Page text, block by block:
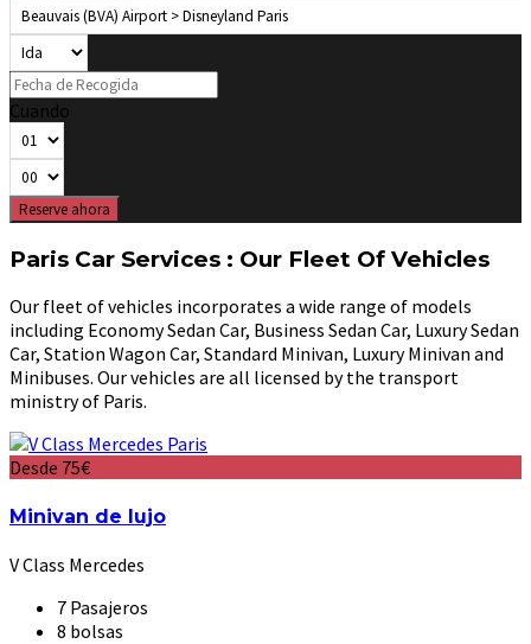
Cuando
Reserve ahora
Paris Car Services : Our Fleet Of Vehicles
Our fleet of vehicles incorporates a wide range of models
including Economy Sedan Car, Business Sedan Car, Luxury Sedan
Car, Station Wagon Car, Standard Minivan, Luxury Minivan and
Minibuses. Our vehicles are all licensed by the transport
ministry of Paris.
Desde 75€
Minivan de lujo
V Class Mercedes
7 Pasajeros
8 bolsas